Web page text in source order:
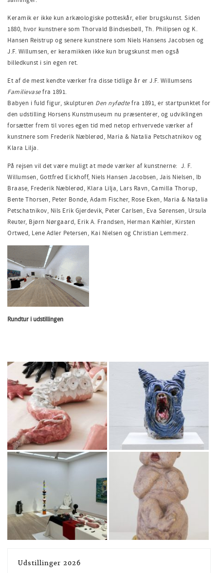
Keramik er ikke kun arkæologiske potteskår, eller brugskunst. Siden
1880, hvor kunstnere som Thorvald Bindsesbøll, Th. Philipsen og K.
Hansen Reistrup og senere kunstnere som Niels Hansens Jacobsen og
J.F. Willumsen, er keramikken ikke kun brugskunst men også
billedkunst i sin egen ret.
Et af de mest kendte værker fra disse tidlige år er J.F. Willumsens
Familievasefra 1891.
Babyen i fuld figur, skulpturen Den nyfødtefra 1891, er startpunktet for
den udstilling Horsens Kunstmuseum nu præsenterer, og udviklingen
forsætter frem til vores egen tid med netop erhvervede værker af
kunstnere som Frederik Næblerød, Maria & Natalia Petschatnikov og
Klara Lilja.
På rejsen vil det være muligt at møde værker af kunstnerne: J. F.
Willumsen, Gottfred Eickhoff, Niels Hansen Jacobsen, Jais Nielsen, Ib
Braase, Frederik Næblerød, Klara Lilja, Lars Ravn, Camilla Thorup,
Bente Thorsen, Peter Bonde, Adam Fischer, Rose Eken, Maria & Natalia
Petschatnikov, Nils Erik Gjerdevik, Peter Carlsen, Eva Sørensen, Ursula
Reuter, Bjørn Nørgaard, Erik A. Frandsen, Herman Kæhler, Kirsten
Ortwed, Lene Adler Petersen, Kai Nielsen og Christian Lemmerz.
Rundtur i udstillingen
Udstillinger 2026